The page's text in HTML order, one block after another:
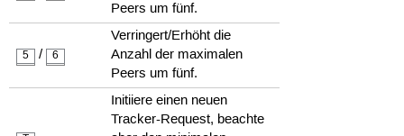
Peers um fünf.
5 / 6
Verringert/Erhöht die
Anzahl der maximalen
Peers um fünf.
Initiiere einen neuen
Tracker-Request, beachte